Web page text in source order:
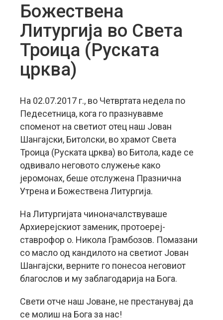
Божествена
Литургија во Света
Троица (Руската
црква)
На 02.07.2017 г., во Четвртата недела по
Педесетница, кога го празнувавме
споменот на светиот отец наш Јован
Шангајски, Битолски, во храмот Света
Троица (Руската црква) во Битола, каде се
одвивало неговото служење како
јеромонах, беше отслужена Празнична
Утрена и Божествена Литургија.
На Литургијата чиноначалствуваше
Архиерејскиот заменик, протоереј-
ставрофор о. Никола Грамбозов. Помазани
со масло од кандилото на светиот Јован
Шангајски, верните го понесоа неговиот
благослов и му заблагодарија на Бога.
Свети отче наш Јоване, не престанувај да
се молиш на Бога за нас!